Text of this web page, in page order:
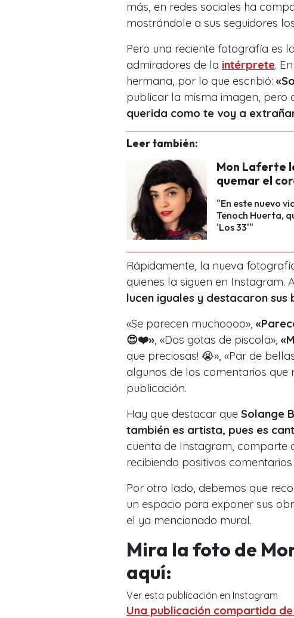
más, en redes sociales ha
mostrándole a sus seguidores
Pero una reciente fotografía es
admiradores de la intérprete.
hermana, por lo que escribió:
publicar la misma imagen, pero
querida como te voy a
Leer también:
Mon Laferte
quemar el
"En este nuevo
Tenoch Huerta,
'Los 33'"
Rápidamente, la nueva
quienes la siguen en Instagram.
lucen iguales y destacaron sus
«Se parecen muchoooo»,
😍❤️», «Dos gotas de piscola»,
que preciosas! 😭», «Par de
algunos de los comentarios
publicación.
Hay que destacar que Solange
también es artista, pues es
cuenta de Instagram, comparte
recibiendo positivos
Por otro lado, debemos que
un espacio para exponer sus
el ya mencionado mural.
Mira la foto de
aquí:
Ver esta publicación en Instagram
Una publicación compartida